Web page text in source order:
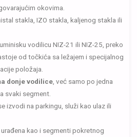
okovima.
stakla, IZO stakla, kaljenog stakla ili
vodilicu NIZ-21 ili NIZ-25, preko
od točkića sa ležajem i specijalnog
položaja.
donje vodilice, već samo po jedna
svaki segment.
izvodi na parkingu, služi kao ulaz ili
kao i segmenti pokretnog